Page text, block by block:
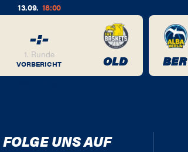
13.09. 18:00
-:-
1. Runde
VORBERICHT OLD BER
FOLGE UNS AUF